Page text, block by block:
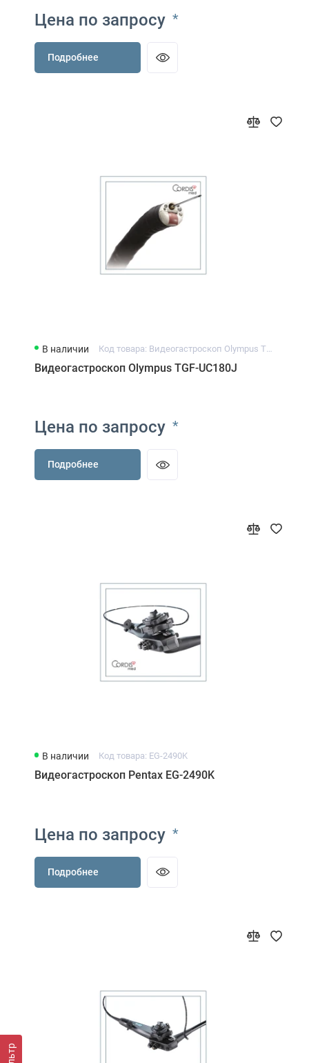
Цена по запросу *
Подробнее
В наличии Код товара: Видеогастроскоп Olympus TGF-UC180J
Видеогастроскоп Olympus TGF-UC180J
Цена по запросу *
Подробнее
В наличии Код товара: EG-2490K
Видеогастроскоп Pentax EG-2490K
Цена по запросу *
Подробнее